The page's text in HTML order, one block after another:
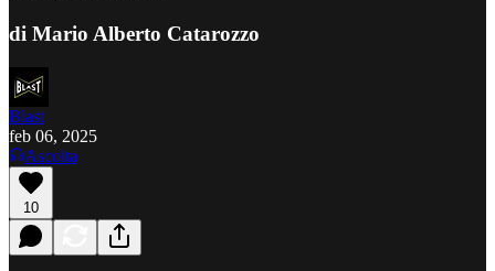
di Mario Alberto Catarozzo
Blast
feb 06, 2025
Ascolta
10